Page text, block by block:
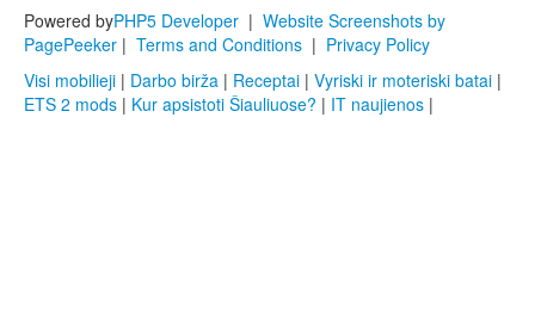
Powered byPHP5 Developer | Website Screenshots by
PagePeeker | Terms and Conditions | Privacy Policy
Visi mobilieji | Darbo birža | Receptai | Vyriski ir moteriski batai |
ETS 2 mods | Kur apsistoti Šiauliuose? | IT naujienos |